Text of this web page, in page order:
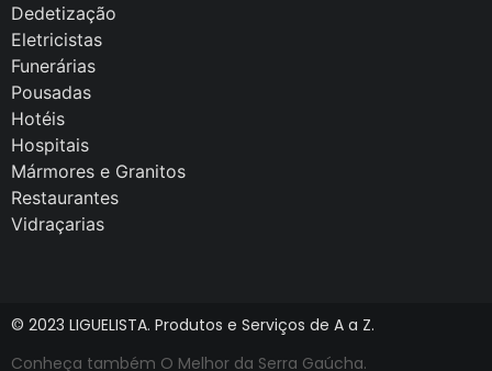
Dedetização
Eletricistas
Funerárias
Pousadas
Hotéis
Hospitais
Mármores e Granitos
Restaurantes
Vidraçarias
© 2023 LIGUELISTA. Produtos e Serviços de A a Z.
Conheça também O Melhor da Serra Gaúcha.